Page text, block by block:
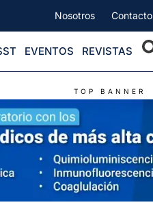
Nosotros Contacto
EVENTOS REVISTAS
TOP BANNER